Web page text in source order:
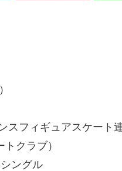
スフィギュアスケート
クラブ）
ングル